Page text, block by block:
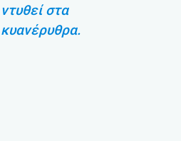
ντυθεί στα
κυανέρυθρα.